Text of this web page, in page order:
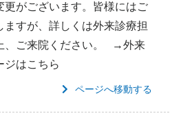
更がございます。皆様にはご
ますが、詳しくは外来診療担
、ご来院ください。 →外来
ジはこちら
ページへ移動する